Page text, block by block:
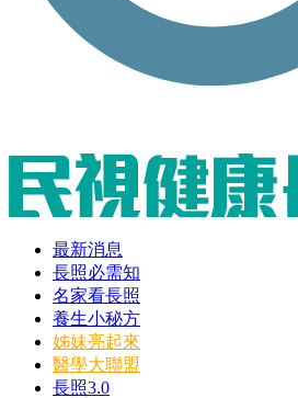
最新消息
長照必需知
名家看長照
養生小秘方
姊妹亮起來
醫學大聯盟
長照3.0